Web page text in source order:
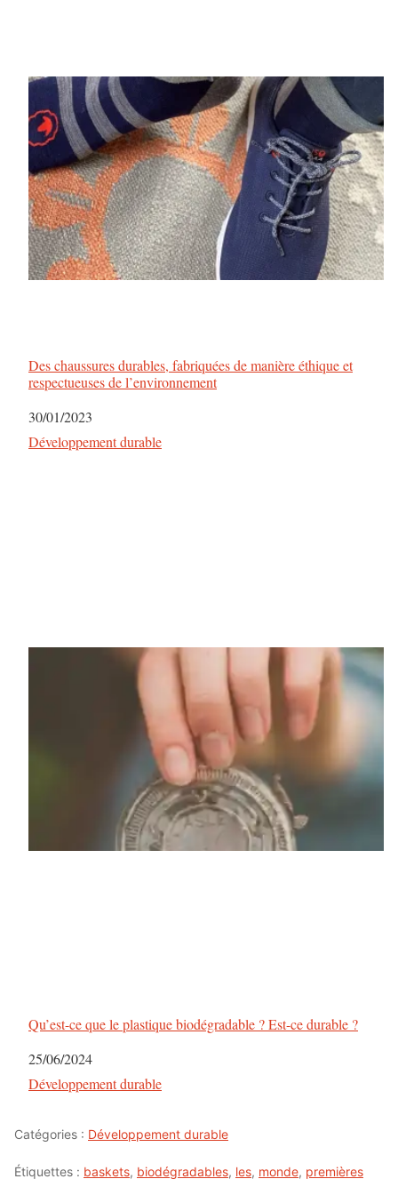
Des chaussures durables, fabriquées de manière éthique et
respectueuses de l’environnement
Date
30/01/2023
Par rapport à
Développement durable
Qu’est-ce que le plastique biodégradable ? Est-ce durable ?
Date
25/06/2024
Par rapport à
Développement durable
Catégories : Développement durable
Étiquettes : baskets, biodégradables, les, monde, premières